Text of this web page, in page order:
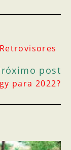
post
para 2022?